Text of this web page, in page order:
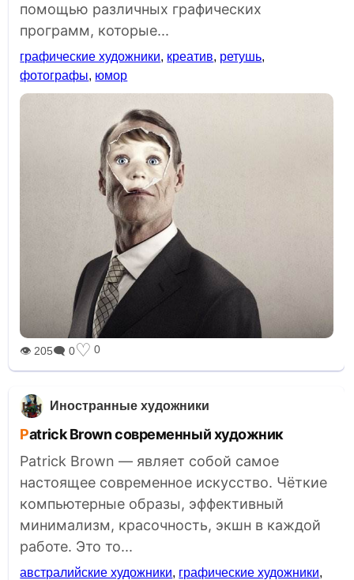
помощью различных графических
программ, которые...
графические художники, креатив, ретушь,
фотографы, юмор
👁 205🗨 0♡ 0
Иностранные художники
Patrick Brown современный художник
Patrick Brown — являет собой самое
настоящее современное искусство. Чёткие
компьютерные образы, эффективный
минимализм, красочность, экшн в каждой
работе. Это то...
австралийские художники, графические художники,